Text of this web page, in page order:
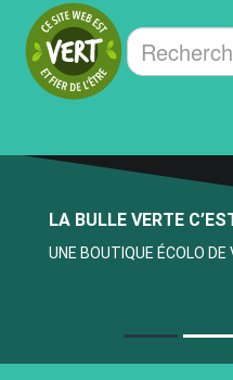
PRODUITS
LIVRES USAGÉS
À PROPOS
NOUS JOINDRE
MATIÈRES PREMIÈRES
LA BULLE VERTE
UNE BOUTIQUE ÉCOLO DE